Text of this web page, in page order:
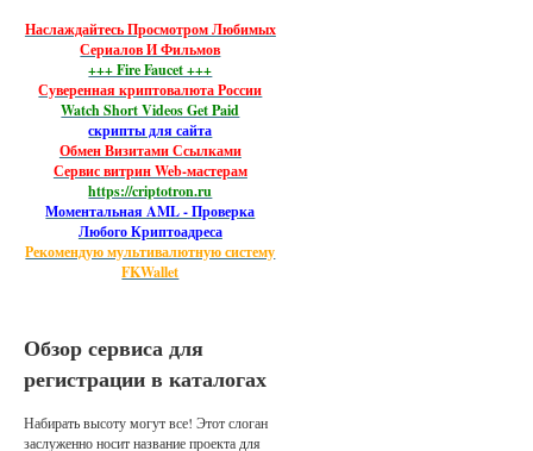
Наслаждайтесь Просмотром Любимых
Сериалов И Фильмов
+++ Fire Faucet +++
Суверенная криптовалюта России
Watch Short Videos Get Paid
скрипты для сайта
Обмен Визитами Ссылками
Сервис витрин Web-мастерам
https://criptotron.ru
Моментальная AML - Проверка
Любого Криптоадреса
Рекомендую мультивалютную систему
FKWallet
Обзор сервиса для
регистрации в каталогах
Набирать высоту могут все! Этот слоган
заслуженно носит название проекта для